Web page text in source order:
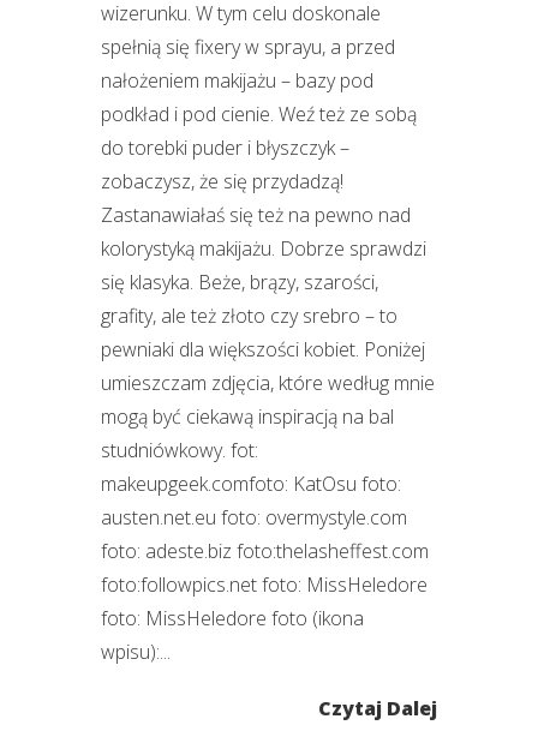
wizerunku. W tym celu doskonale
spełnią się fixery w sprayu, a przed
nałożeniem makijażu – bazy pod
podkład i pod cienie. Weź też ze sobą
do torebki puder i błyszczyk –
zobaczysz, że się przydadzą!
Zastanawiałaś się też na pewno nad
kolorystyką makijażu. Dobrze sprawdzi
się klasyka. Beże, brązy, szarości,
grafity, ale też złoto czy srebro – to
pewniaki dla większości kobiet. Poniżej
umieszczam zdjęcia, które według mnie
mogą być ciekawą inspiracją na bal
studniówkowy. fot:
makeupgeek.comfoto: KatOsu foto:
austen.net.eu foto: overmystyle.com
foto: adeste.biz foto:thelasheffest.com
foto:followpics.net foto: MissHeledore
foto: MissHeledore foto (ikona
wpisu):...
Czytaj Dalej